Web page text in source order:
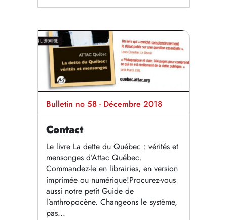
Bulletin no 58 - Décembre 2018
Contact
Le livre La dette du Québec : vérités et
mensonges d’Attac Québec.
Commandez-le en librairies, en version
imprimée ou numérique!Procurez-vous
aussi notre petit Guide de
l’anthropocène. Changeons le système,
pas...